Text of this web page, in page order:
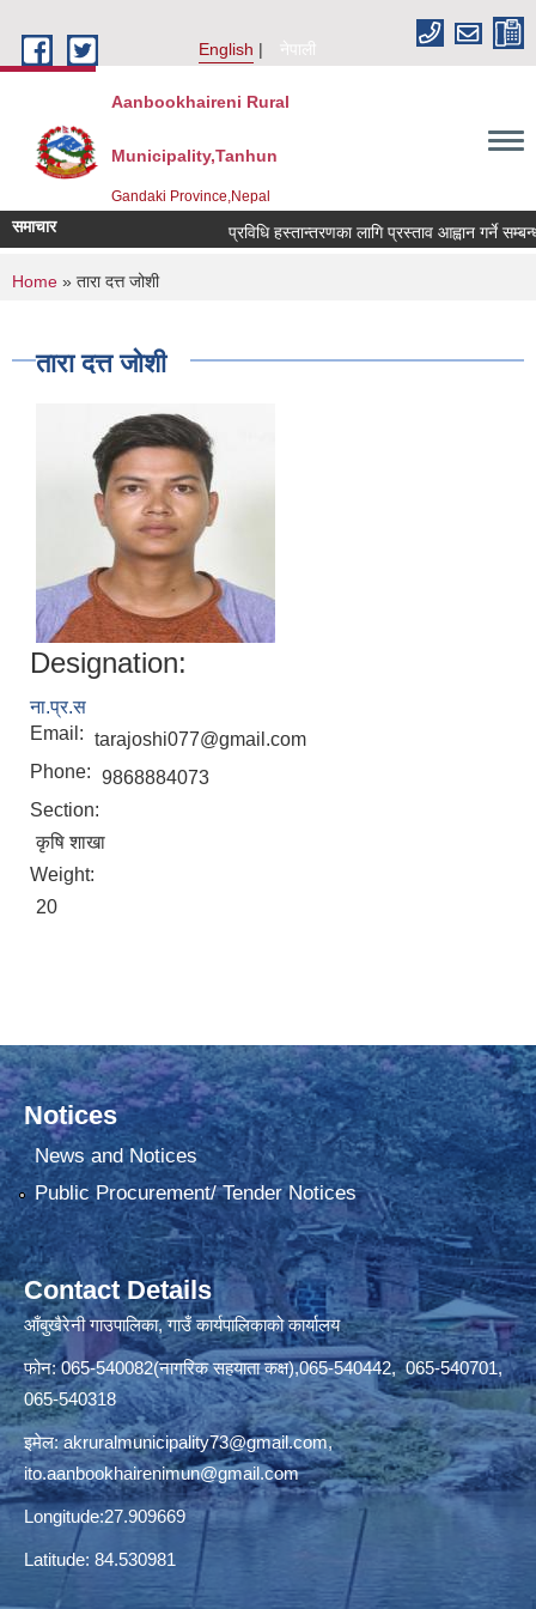
English
नेपाली
Aanbookhaireni Rural
Municipality,Tanhun
Gandaki Province,Nepal
समाचार प्रविधि हस्तान्तरणका लागि प्रस्ताव आह्वान गर्ने
You are here
Home » तारा दत्त जोशी
तारा दत्त जोशी
Designation:
ना.प्र.स
Email: tarajoshi077@gmail.com
Phone: 9868884073
Section:
कृषि शाखा
Weight:
20
Notices
News and Notices
Public Procurement/ Tender Notices
Contact Details
आँबुखैरेनी गाउपालिका, गाउँ कार्यपालिकाको कार्यालय
फोन: 065-540082(नागरिक सहयाता कक्ष),065-540442, 065-540701,
065-540318
इमेल:akruralmunicipality73@gmail.com,
ito.aanbookhairenimun@gmail.com
Longitude:27.909669
Latitude: 84.530981